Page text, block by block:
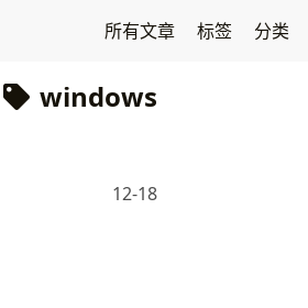
所有文章 标签 分类
windows
12-18